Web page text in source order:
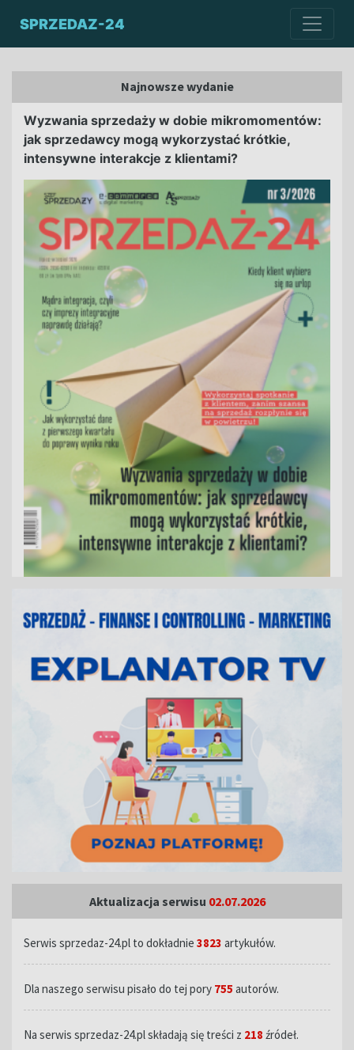
SPRZEDAZ-24
Najnowsze wydanie
Wyzwania sprzedaży w dobie mikromomentów:
jak sprzedawcy mogą wykorzystać krótkie,
intensywne interakcje z klientami?
Aktualizacja serwisu 02.07.2026
Serwis sprzedaz-24.pl to dokładnie 3823 artykułów.
Dla naszego serwisu pisało do tej pory 755 autorów.
Na serwis sprzedaz-24.pl składają się treści z 218 źródeł.